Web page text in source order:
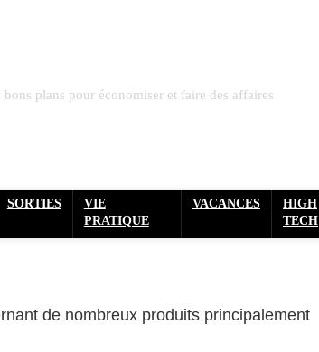
bons plans pour économiser et faire des affaires
SORTIES
VIE
PRATIQUE
VACANCES
HIGH
TECH
de nombreux produits principalement